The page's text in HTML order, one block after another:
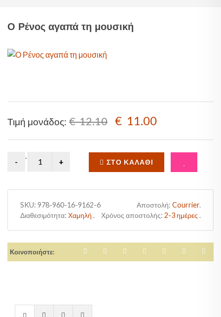
Ο Ρένος αγαπά τη μουσική
Τιμή μονάδος: € 12.10 € 11.00
.
ΣΤΟ ΚΑΛΆΘΙ
SKU: 978-960-16-9162-6 Αποστολή: Courrier.
Διαθεσιμότητα: Χαμηλή . Χρόνος αποστολής: 2-3 ημέρες .
Κοινοποιήστε: